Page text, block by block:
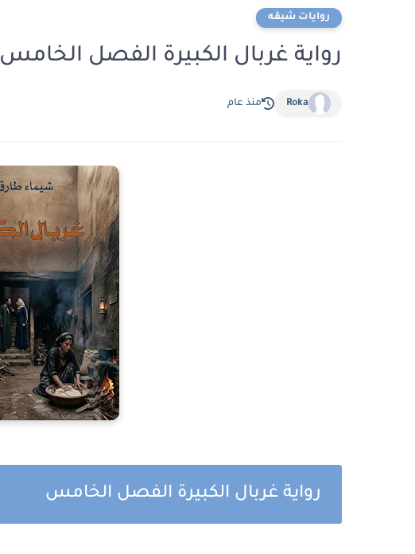
روايات شيقه
رواية غربال الكبيرة الفصل الخامس 5 بقلم شيماء طارق
Roka منذ عام
رواية غربال الكبيرة الفصل الخامس